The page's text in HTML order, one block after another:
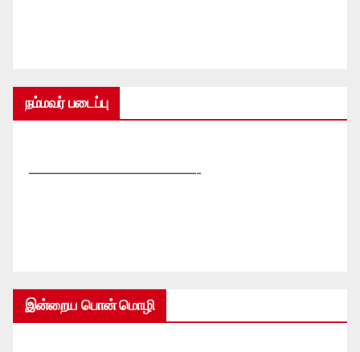
நம்மவர் படைப்பு
—————————————-
இன்றைய பொன் மொழி